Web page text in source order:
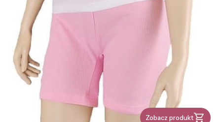
Zobacz produkt